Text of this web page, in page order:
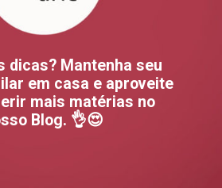
dicas? Mantenha seu
em casa e aproveite
mais matérias no
Blog. 👌😍